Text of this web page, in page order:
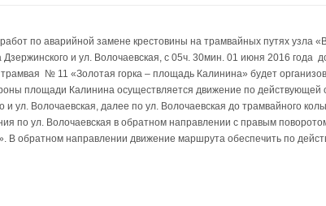
по аварийной замене крестовины на трамвайных путях узла
Дзержинского и ул. Волочаевская, с 05ч. 30мин. 01 июня 2016 года
№ 11 «Золотая горка – площадь Калинина» будет
площади Калинина осуществляется движение по действующей
и ул. Волочаевская, далее по ул. Волочаевская до трамвайного
по ул. Волочаевская в обратном направлении с правым
В обратном направлении движение маршрута обеспечить по